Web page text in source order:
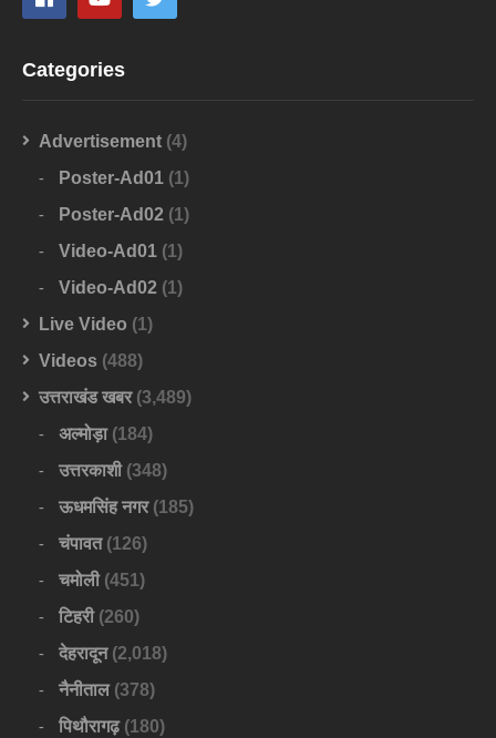
Categories
Advertisement (4)
Poster-Ad01 (1)
Poster-Ad02 (1)
Video-Ad01 (1)
Video-Ad02 (1)
Live Video (1)
Videos (488)
उत्तराखंड खबर(3,489)
अल्मोड़ा(184)
उत्तरकाशी(348)
ऊधमसिंह नगर(185)
चंपावत(126)
चमोली(451)
टिहरी(260)
देहरादून(2,018)
नैनीताल(378)
पिथौरागढ़(180)